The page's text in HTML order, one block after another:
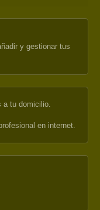
y gestionar tus
a tu domicilio.
en internet.